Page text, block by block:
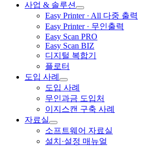
사업 & 솔루션
Easy Printer · All 다중 출력
Easy Printer · 무인출력
Easy Scan PRO
Easy Scan BIZ
디지털 복합기
플로터
도입 사례
도입 사례
무인과금 도입처
이지스캔 구축 사례
자료실
소프트웨어 자료실
설치·설정 매뉴얼